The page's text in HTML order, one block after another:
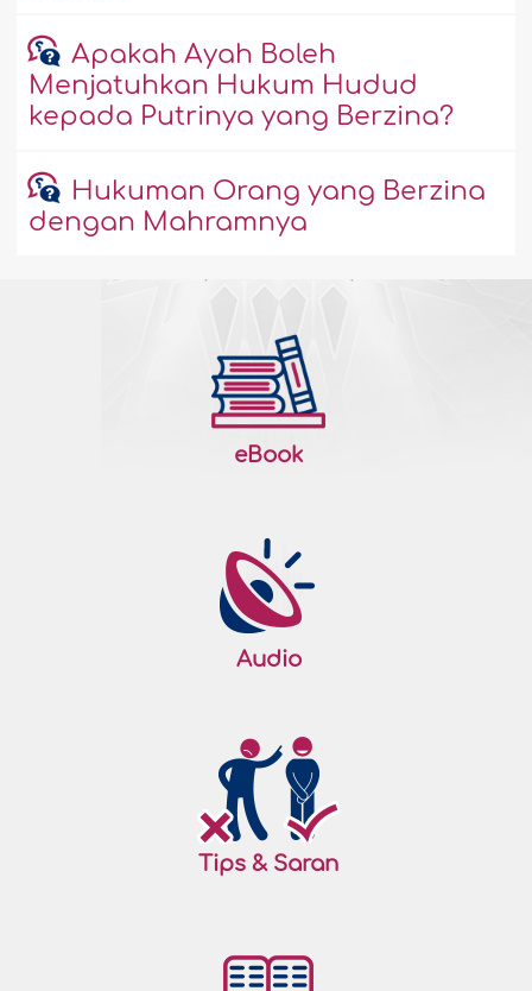
Apakah Ayah Boleh
Menjatuhkan Hukum Hudud
kepada Putrinya yang Berzina?
Hukuman Orang yang Berzina
dengan Mahramnya
eBook
Audio
Tips & Saran